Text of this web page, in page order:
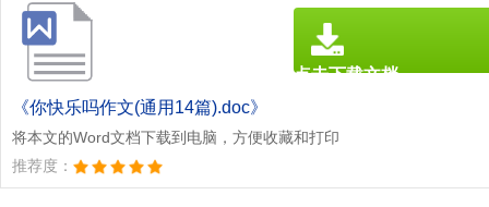
《你快乐吗作文(通用14篇).doc》
将本文的Word文档下载到电脑，方便收藏和打印
推荐度：
点击下载文档